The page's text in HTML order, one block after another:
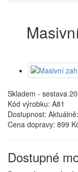
Skladem - sestava
Kód výrobku: A81
Dostupnost:
Cena dopravy: 899
Dostupné